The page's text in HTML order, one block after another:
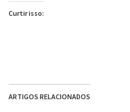
Curtir isso:
ARTIGOS RELACIONADOS